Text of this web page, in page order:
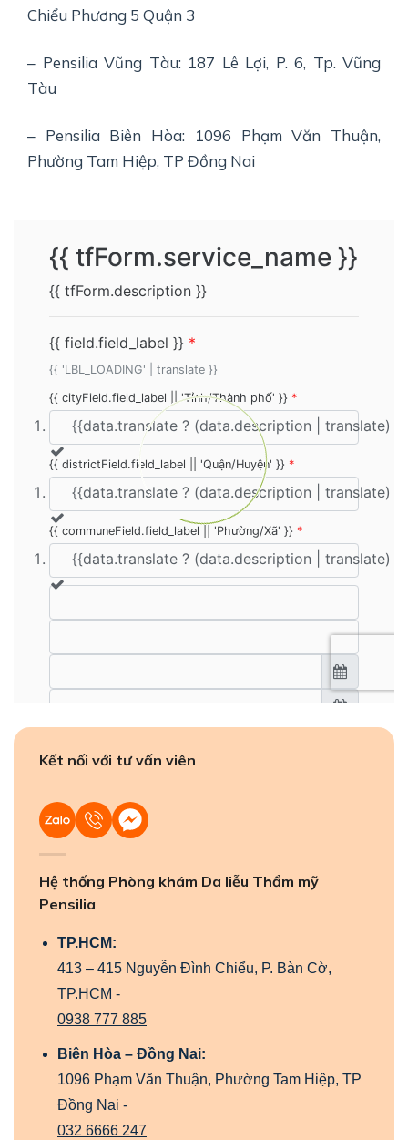
Chiểu Phương 5 Quận 3
– Pensilia Vũng Tàu: 187 Lê Lợi, P. 6, Tp. Vũng
Tàu
– Pensilia Biên Hòa: 1096 Phạm Văn Thuận,
Phường Tam Hiệp, TP Đồng Nai
Kết nối với tư vấn viên
Hệ thống Phòng khám Da liễu Thẩm mỹ
Pensilia
TP.HCM:
413 – 415 Nguyễn Đình Chiểu, P. Bàn Cờ,
TP.HCM -
0938 777 885
Biên Hòa – Đồng Nai:
1096 Phạm Văn Thuận, Phường Tam Hiệp, TP
Đồng Nai -
032 6666 247